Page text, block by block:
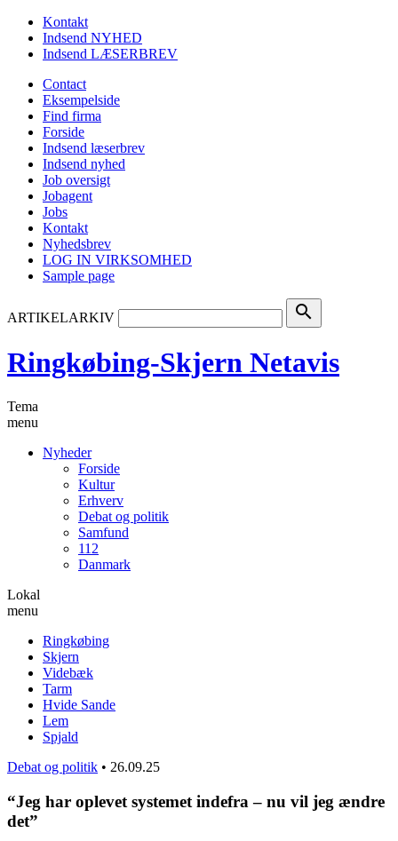
Kontakt
Indsend NYHED
Indsend LÆSERBREV
Contact
Eksempelside
Find firma
Forside
Indsend læserbrev
Indsend nyhed
Job oversigt
Jobagent
Jobs
Kontakt
Nyhedsbrev
LOG IN VIRKSOMHED
Sample page
ARTIKELARKIV search
Ringkøbing-Skjern Netavis
Tema
menu
Nyheder
Forside
Kultur
Erhverv
Debat og politik
Samfund
112
Danmark
Lokal
menu
Ringkøbing
Skjern
Videbæk
Tarm
Hvide Sande
Lem
Spjald
Debat og politik • 26.09.25
“Jeg har oplevet systemet indefra – nu vil jeg ændre
det”